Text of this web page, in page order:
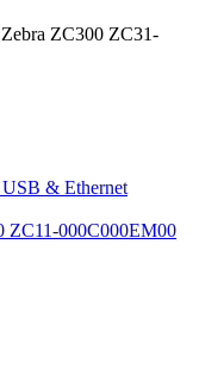
ZC300 ZC31-
& Ethernet
ZC11-000C000EM00